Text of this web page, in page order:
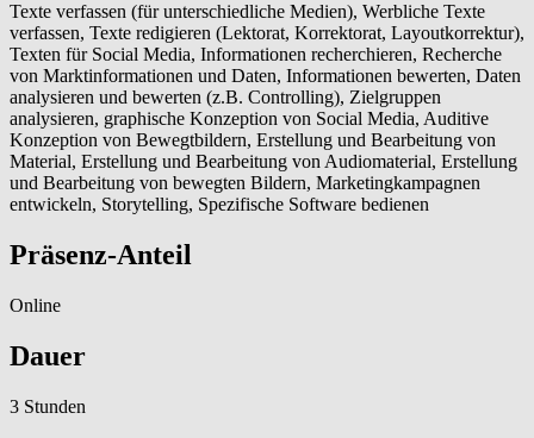
Texte verfassen (für unterschiedliche Medien), Werbliche Texte
verfassen, Texte redigieren (Lektorat, Korrektorat, Layoutkorrektur),
Texten für Social Media, Informationen recherchieren, Recherche
von Marktinformationen und Daten, Informationen bewerten, Daten
analysieren und bewerten (z.B. Controlling), Zielgruppen
analysieren, graphische Konzeption von Social Media, Auditive
Konzeption von Bewegtbildern, Erstellung und Bearbeitung von
Material, Erstellung und Bearbeitung von Audiomaterial, Erstellung
und Bearbeitung von bewegten Bildern, Marketingkampagnen
entwickeln, Storytelling, Spezifische Software bedienen
Präsenz-Anteil
Online
Dauer
3 Stunden